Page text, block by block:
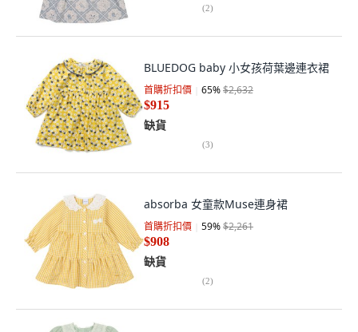
(2)
BLUEDOG baby 小女孩荷葉邊連衣裙
首購折扣價 65%$2,632
$915
缺貨
(3)
absorba 女童款Muse連身裙
首購折扣價 59%$2,261
$908
缺貨
(2)